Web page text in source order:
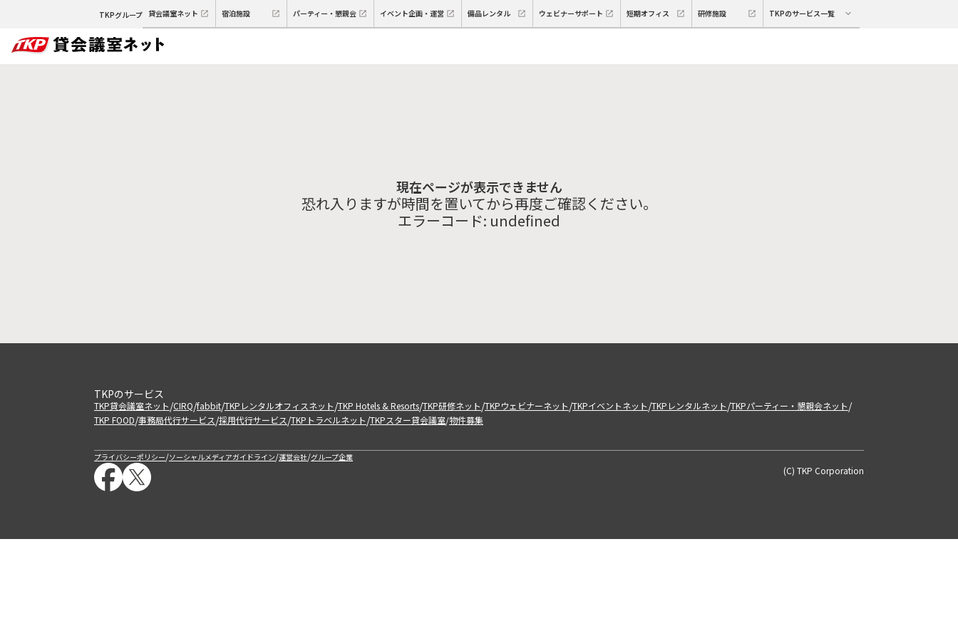
TKPグループ 貸会議室ネット 宿泊施設 パーティー・懇親会 イベント企画・運営 備品レンタル ウェビナーサポート 短期オフィス 研修施設 TKPのサービス一覧
現在ページが表示できません
恐れ入りますが時間を置いてから再度ご確認ください。
エラーコード: undefined
TKPのサービス
TKP貸会議室ネット/CIRQ/fabbit/TKPレンタルオフィスネット/TKP Hotels & Resorts/TKP研修ネット/TKPウェビナーネット/TKPイベントネット/TKPレンタルネット/TKPパーティー・懇親会ネット/
TKP FOOD/事務局代行サービス/採用代行サービス/TKPトラベルネット/TKPスター貸会議室/物件募集
プライバシーポリシー/ソーシャルメディアガイドライン/運営会社/グループ企業
(C) TKP Corporation